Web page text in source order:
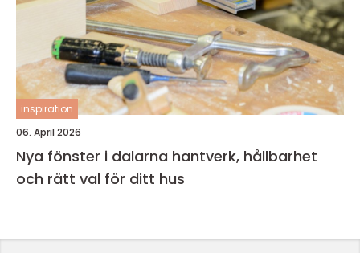
inspiration
06. April 2026
Nya fönster i dalarna hantverk, hållbarhet
och rätt val för ditt hus